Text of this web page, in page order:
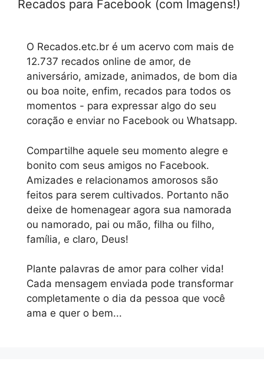
Recados para Facebook (com Imagens!)
O Recados.etc.br é um acervo com mais de
12.737 recados online de amor, de
aniversário, amizade, animados, de bom dia
ou boa noite, enfim, recados para todos os
momentos - para expressar algo do seu
coração e enviar no Facebook ou Whatsapp.
Compartilhe aquele seu momento alegre e
bonito com seus amigos no Facebook.
Amizades e relacionamos amorosos são
feitos para serem cultivados. Portanto não
deixe de homenagear agora sua namorada
ou namorado, pai ou mão, filha ou filho,
família, e claro, Deus!
Plante palavras de amor para colher vida!
Cada mensagem enviada pode transformar
completamente o dia da pessoa que você
ama e quer o bem...